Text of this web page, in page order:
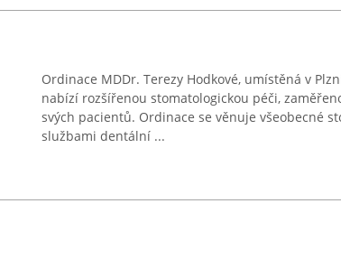
Ordinace MDDr. Terezy Hodkové, umístěná v
nabízí rozšířenou stomatologickou péči,
svých pacientů. Ordinace se věnuje všeobecné
službami dentální ...